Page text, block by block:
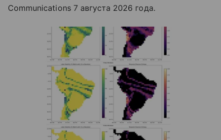
Communications 7 августа 2026 года.